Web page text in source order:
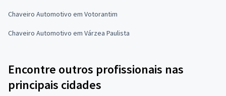
Chaveiro Automotivo em Votorantim
Chaveiro Automotivo em Várzea Paulista
Encontre outros profissionais nas
principais cidades